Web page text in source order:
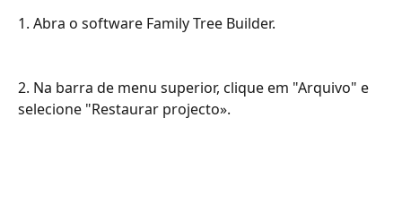
1. Abra o software Family Tree Builder.
2. Na barra de menu superior, clique em "Arquivo" e
selecione "Restaurar projecto».